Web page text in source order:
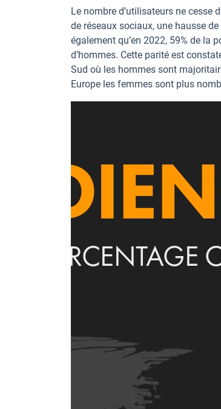
Le nombre d’utilisateurs ne cesse
de réseaux sociaux, une hausse
également qu’en 2022, 59% de la
d’hommes. Cette parité est
Sud où les hommes sont
Europe les femmes sont plus